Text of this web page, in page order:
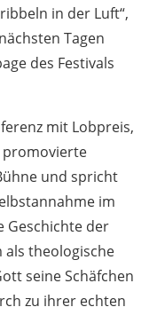
in der Luft“,
Tagen
des Festivals
mit Lobpreis,
und spricht
im
Geschichte der
als theologische
seine Schäfchen
zu ihrer echten